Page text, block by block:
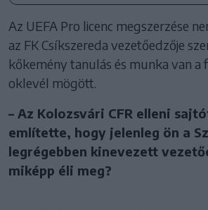
Az UEFA Pro licenc megszerzése
az FK Csíkszereda vezetőedzője
kőkemény tanulás és munka van a
oklevél mögött.
– Az Kolozsvári CFR elleni
említette, hogy jelenleg ön a
legrégebben kinevezett
miképp éli meg?